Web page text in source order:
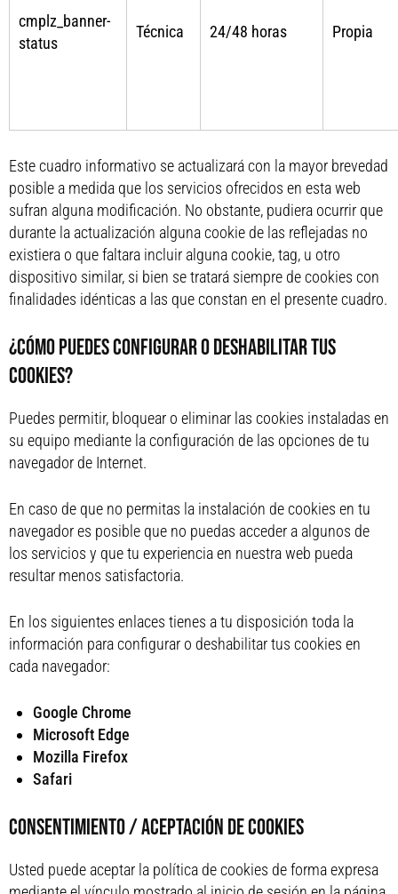
cmplz_banner-
status
Técnica 24/48 horas Propia
Este cuadro informativo se actualizará con la mayor brevedad
posible a medida que los servicios ofrecidos en esta web
sufran alguna modificación. No obstante, pudiera ocurrir que
durante la actualización alguna cookie de las reflejadas no
existiera o que faltara incluir alguna cookie, tag, u otro
dispositivo similar, si bien se tratará siempre de cookies con
finalidades idénticas a las que constan en el presente cuadro.
¿CÓMO PUEDES CONFIGURAR O DESHABILITAR TUS
COOKIES?
Puedes permitir, bloquear o eliminar las cookies instaladas en
su equipo mediante la configuración de las opciones de tu
navegador de Internet.
En caso de que no permitas la instalación de cookies en tu
navegador es posible que no puedas acceder a algunos de
los servicios y que tu experiencia en nuestra web pueda
resultar menos satisfactoria.
En los siguientes enlaces tienes a tu disposición toda la
información para configurar o deshabilitar tus cookies en
cada navegador:
Google Chrome
Microsoft Edge
Mozilla Firefox
Safari
CONSENTIMIENTO / ACEPTACIÓN DE COOKIES
Usted puede aceptar la política de cookies de forma expresa